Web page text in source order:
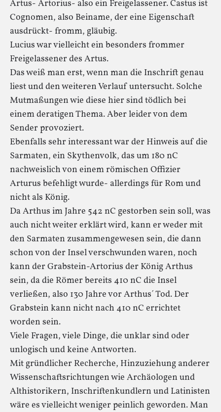
Artus- Artorius- also ein Freigelassener. Castus ist
Cognomen, also Beiname, der eine Eigenschaft
ausdrückt- fromm, gläubig.
Lucius war vielleicht ein besonders frommer
Freigelassener des Artus.
Das weiß man erst, wenn man die Inschrift genau
liest und den weiteren Verlauf untersucht. Solche
Mutmaßungen wie diese hier sind tödlich bei
einem deratigen Thema. Aber leider von dem
Sender provoziert.
Ebenfalls sehr interessant war der Hinweis auf die
Sarmaten, ein Skythenvolk, das um 180 nC
nachweislich von einem römischen Offizier
Arturus befehligt wurde- allerdings für Rom und
nicht als König.
Da Arthus im Jahre 542 nC gestorben sein soll, was
auch nicht weiter erklärt wird, kann er weder mit
den Sarmaten zusammengewesen sein, die dann
schon von der Insel verschwunden waren, noch
kann der Grabstein-Artorius der König Arthus
sein, da die Römer bereits 410 nC die Insel
verließen, also 130 Jahre vor Arthus´ Tod. Der
Grabstein kann nicht nach 410 nC errichtet
worden sein.
Viele Fragen, viele Dinge, die unklar sind oder
unlogisch und keine Antworten.
Mit gründlicher Recherche, Hinzuziehung anderer
Wissenschaftsrichtungen wie Archäologen und
Althistorikern, Inschriftenkundlern und Latinisten
wäre es vielleicht weniger peinlich geworden. Man